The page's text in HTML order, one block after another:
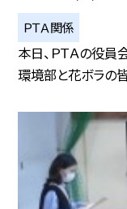
ＰＴＡ関係
本日、ＰＴＡの役
環境部と花ボラの